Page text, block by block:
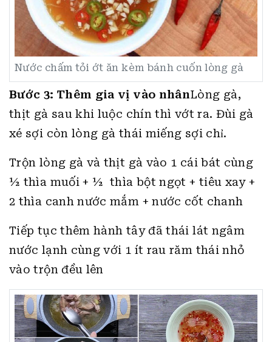
Nước chấm tỏi ớt ăn kèm bánh cuốn lòng gà
Bước 3: Thêm gia vị vào nhânLòng gà,
thịt gà sau khi luộc chín thì vớt ra. Đùi gà
xé sợi còn lòng gà thái miếng sợi chỉ.
Trộn lòng gà và thịt gà vào 1 cái bát cùng
½ thìa muối + ½ thìa bột ngọt + tiêu xay +
2 thìa canh nước mắm + nước cốt chanh
Tiếp tục thêm hành tây đã thái lát ngâm
nước lạnh cùng với 1 ít rau răm thái nhỏ
vào trộn đều lên